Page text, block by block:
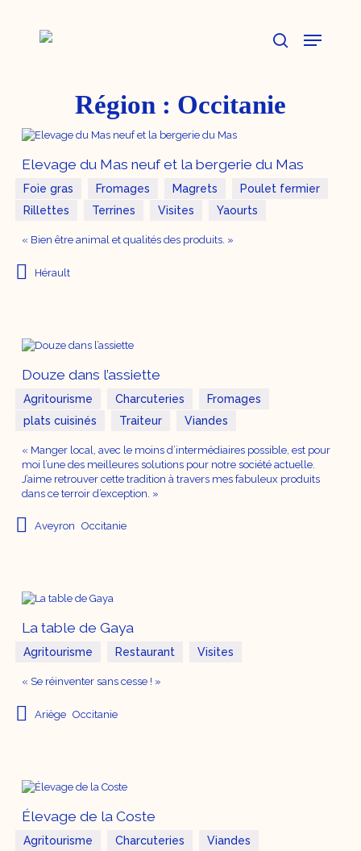
Menu
Région : Occitanie
Elevage du Mas neuf et la bergerie du Mas
Foie gras Fromages Magrets
Poulet fermier
Rillettes
Terrines Visites Yaourts
« Bien être animal et qualités des produits. »
Hérault
Douze dans l’assiette
Agritourisme Charcuteries
Fromages
plats cuisinés
Traiteur Viandes
« Manger local, avec le moins d’intermédiaires possible, est pour
moi l’une des meilleures solutions pour notre société actuelle.
J’aime retrouver cette tradition à travers mes fabuleux produits
dans ce terroir d’exception. »
Aveyron Occitanie
La table de Gaya
Agritourisme Restaurant Visites
« Se réinventer sans cesse ! »
Ariège Occitanie
Élevage de la Coste
Agritourisme Charcuteries Viandes